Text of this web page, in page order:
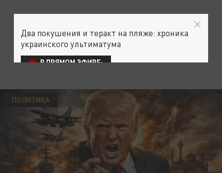
ПОЛИТИКА
Два покушения и теракт на пляже: хроника
украинского ультиматума
В ПРЯМОМ ЭФИРЕ: